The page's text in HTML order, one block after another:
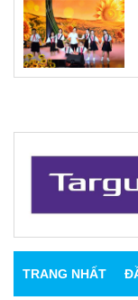
TRANG NHẤT